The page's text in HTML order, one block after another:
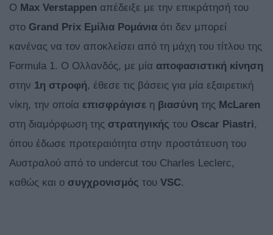
Ο Max Verstappen απέδειξε με την επικράτησή του
στο Grand Prix Εμίλια Ρομάνια ότι δεν μπορεί
κανένας να τον αποκλείσει από τη μάχη του τίτλου της
Formula 1. Ο Ολλανδός, με μία αποφασιστική κίνηση
στην 1η στροφή, έθεσε τις βάσεις για μία εξαιρετική
νίκη, την οποία επισφράγισε η βιασύνη της McLaren
στη διαμόρφωση της στρατηγικής του Oscar Piastri,
όπου έδωσε προτεραιότητα στην προστάτευση του
Αυστραλού από το undercut του Charles Leclerc,
καθώς και ο συγχρονισμός του VSC.